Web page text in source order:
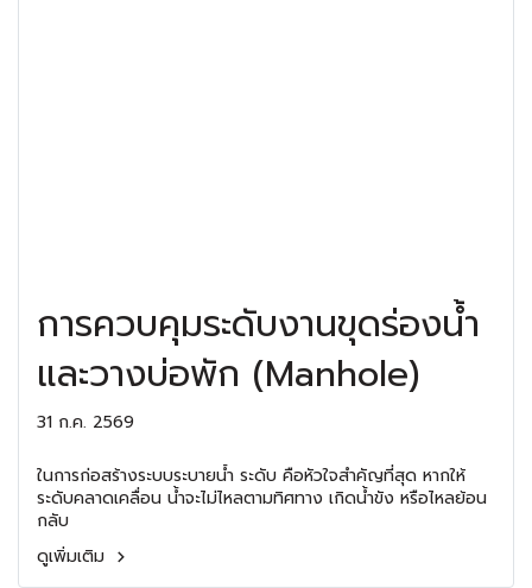
การควบคุมระดับงานขุดร่องน้ำ
และวางบ่อพัก (Manhole)
31 ก.ค. 2569
ในการก่อสร้างระบบระบายน้ำ ระดับ คือหัวใจสำคัญที่สุด หากให้
ระดับคลาดเคลื่อน น้ำจะไม่ไหลตามทิศทาง เกิดน้ำขัง หรือไหลย้อน
กลับ
ดูเพิ่มเติม